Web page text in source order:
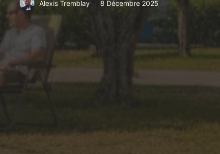
Alexis Tremblay 8 Décembre 2025